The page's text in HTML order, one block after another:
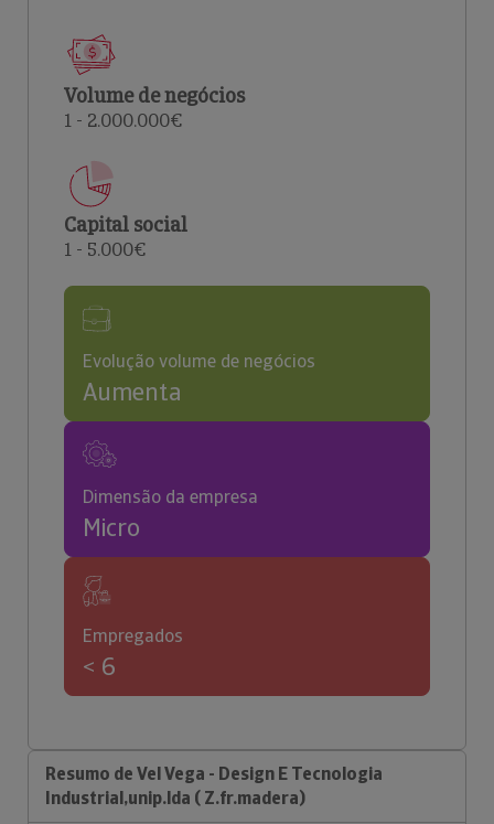
Volume de negócios
1 - 2.000.000€
Capital social
1 - 5.000€
Evolução volume de negócios
Aumenta
Dimensão da empresa
Micro
Empregados
< 6
Resumo de Vel Vega - Design E Tecnologia
Industrial,unip.lda ( Z.fr.madera)